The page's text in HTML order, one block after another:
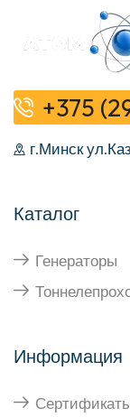
+375
г.Минск
Каталог
Генераторы
Информация